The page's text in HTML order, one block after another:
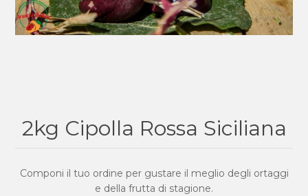
2kg Cipolla Rossa Siciliana
Componi il tuo ordine per gustare il meglio degli ortaggi
e della frutta di stagione.